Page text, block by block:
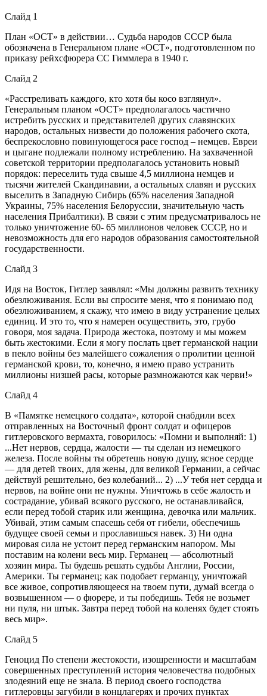
Слайд 1
План «ОСТ» в действии… Судьба народов СССР была
обозначена в Генеральном плане «ОСТ», подготовленном по
приказу рейхсфюрера СС Гиммлера в 1940 г.
Слайд 2
«Расстреливать каждого, кто хотя бы косо взглянул».
Генеральным планом «ОСТ» предполагалось частично
истребить русских и представителей других славянских
народов, остальных низвести до положения рабочего скота,
беспрекословно повинующегося расе господ – немцев. Евреи
и цыгане подлежали полному истреблению. На захваченной
советской территории предполагалось установить новый
порядок: переселить туда свыше 4,5 миллиона немцев и
тысячи жителей Скандинавии, а остальных славян и русских
выселить в Западную Сибирь (65% населения Западной
Украины, 75% населения Белоруссии, значительную часть
населения Прибалтики). В связи с этим предусматривалось не
только уничтожение 60- 65 миллионов человек СССР, но и
невозможность для его народов образования самостоятельной
государственности.
Слайд 3
Идя на Восток, Гитлер заявлял: «Мы должны развить технику
обезлюживания. Если вы спросите меня, что я понимаю под
обезлюживанием, я скажу, что имею в виду устранение целых
единиц. И это то, что я намерен осуществить, это, грубо
говоря, моя задача. Природа жестока, поэтому и мы можем
быть жестокими. Если я могу послать цвет германской нации
в пекло войны без малейшего сожаления о пролитии ценной
германской крови, то, конечно, я имею право устранить
миллионы низшей расы, которые размножаются как черви!»
Слайд 4
В «Памятке немецкого солдата», которой снабдили всех
отправленных на Восточный фронт солдат и офицеров
гитлеровского вермахта, говорилось: «Помни и выполняй: 1)
...Нет нервов, сердца, жалости — ты сделан из немецкого
железа. После войны ты обретешь новую душу, ясное сердце
— для детей твоих, для жены, для великой Германии, а сейчас
действуй решительно, без колебаний... 2) ...У тебя нет сердца и
нервов, на войне они не нужны. Уничтожь в себе жалость и
сострадание, убивай всякого русского, не останавливайся,
если перед тобой старик или женщина, девочка или мальчик.
Убивай, этим самым спасешь себя от гибели, обеспечишь
будущее своей семьи и прославишься навек. 3) Ни одна
мировая сила не устоит перед германским напором. Мы
поставим на колени весь мир. Германец — абсолютный
хозяин мира. Ты будешь решать судьбы Англии, России,
Америки. Ты германец; как подобает германцу, уничтожай
все живое, сопротивляющееся на твоем пути, думай всегда о
возвышенном — о фюрере, и ты победишь. Тебя не возьмет
ни пуля, ни штык. Завтра перед тобой на коленях будет стоять
весь мир».
Слайд 5
Геноцид По степени жестокости, изощренности и масштабам
совершенных преступлений история человечества подобных
злодеяний еще не знала. В период своего господства
гитлеровцы загубили в концлагерях и прочих пунктах